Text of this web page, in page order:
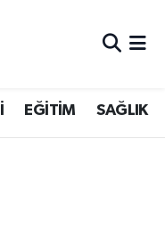
EĞİTİM SAĞLIK